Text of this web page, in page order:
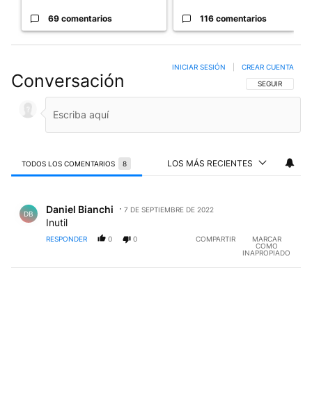
69 comentarios 116 comentarios
Conversación SIGA ESTA
SEGUIR
INICIAR SESIÓN CREAR CUENTA
TODOS LOS COMENTARIOS 8 LOS MÁS RECIENTES
DB Daniel Bianchi 7 DE SEPTIEMBRE DE 2022
Inutil
RESPONDER 0 0 COMPARTIR
MARCAR
COMO
INAPROPIADO